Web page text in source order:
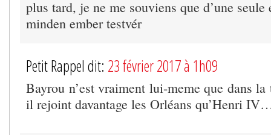
plus tard, je ne me souviens que d’une
minden ember testvér
Petit Rappel dit: 23 février 2017 à 1h09
Bayrou n’est vraiment lui-meme que dans
il rejoint davantage les Orléans qu’Henri